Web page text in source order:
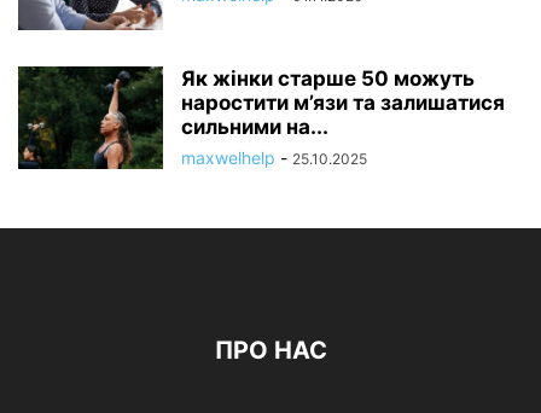
Як жінки старше 50 можуть
наростити м’язи та залишатися
сильними на...
maxwelhelp - 25.10.2025
ПРО НАС